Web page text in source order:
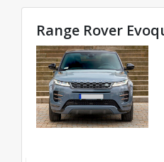
Range Rover